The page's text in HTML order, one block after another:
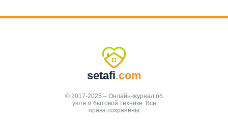
setafi.com
© 2017-2025 – Онлайн-журнал об
уюте и бытовой технике. Все
права сохранены